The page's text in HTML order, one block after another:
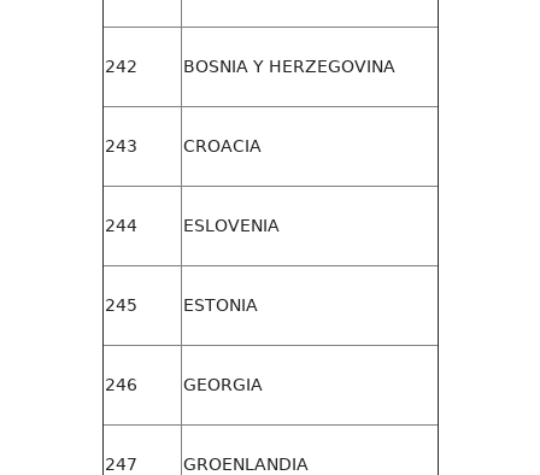
242 BOSNIA Y HERZEGOVINA
243 CROACIA
244 ESLOVENIA
245 ESTONIA
246 GEORGIA
247 GROENLANDIA